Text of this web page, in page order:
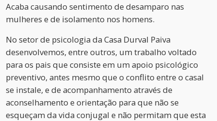
Acaba causando sentimento de desamparo nas
mulheres e de isolamento nos homens.
No setor de psicologia da Casa Durval Paiva
desenvolvemos, entre outros, um trabalho voltado
para os pais que consiste em um apoio psicológico
preventivo, antes mesmo que o conflito entre o casal
se instale, e de acompanhamento através de
aconselhamento e orientação para que não se
esqueçam da vida conjugal e não permitam que esta